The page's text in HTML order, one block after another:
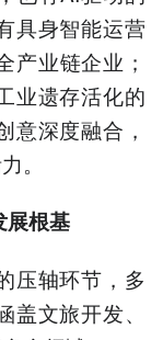
具身智能运营
产业链企业；
业遗存活化的
意深度融合，
。
展根基
压轴环节，多
文旅开发、